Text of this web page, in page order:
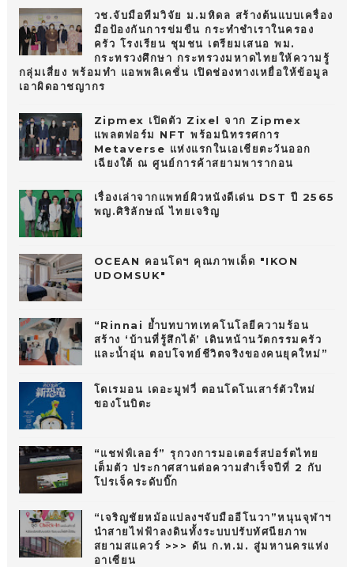
วช.จับมือทีมวิจัย ม.มหิดล สร้างต้นแบบเครื่อง
มือป้องกันการข่มขืน กระทำชำเราในครอง
ครัว โรงเรียน ชุมชน เตรียมเสนอ พม.
กระทรวงศึกษา กระทรวงมหาดไทยให้ความรู้
กลุ่มเสี่ยง พร้อมทำ แอพพลิเคชั่น เปิดช่องทางเหยื่อให้ข้อมูล
เอาผิดอาชญากร
Zipmex เปิดตัว Zixel จาก Zipmex
แพลตฟอร์ม NFT พร้อมนิทรรศการ
Metaverse แห่งแรกในเอเชียตะวันออก
เฉียงใต้ ณ ศูนย์การค้าสยามพารากอน
เรื่องเล่าจากแพทย์ผิวหนังดีเด่น DST ปี 2565
พญ.ศิริลักษณ์ ไทยเจริญ
OCEAN คอนโดฯ คุณภาพเด็ด "IKON
UDOMSUK"
“Rinnai ย้ำบทบาทเทคโนโลยีความร้อน
สร้าง ‘บ้านที่รู้สึกได้’ เดินหน้านวัตกรรมครัว
และน้ำอุ่น ตอบโจทย์ชีวิตจริงของคนยุคใหม่”
โดเรมอน เดอะมูฟวี่ ตอนโดโนเสาร์ตัวใหม่
ของโนบิตะ
“แชฟฟ์เลอร์” รุกวงการมอเตอร์สปอร์ตไทย
เต็มตัว ประกาศสานต่อความสำเร็จปีที่ 2 กับ
โปรเจ็คระดับบิ๊ก
“เจริญชัยหม้อแปลงฯจับมืออีโนวา”หนุนจุฬาฯ
นำสายไฟฟ้าลงดินทั้งระบบปรับทัศนียภาพ
สยามสแควร์ >>> ดัน ก.ท.ม. สู่มหานครแห่ง
อาเซียน